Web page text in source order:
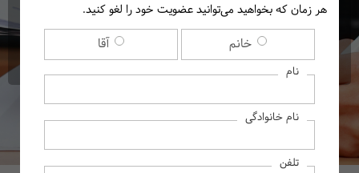
کارگاه حضوری مدیریت مالی
شخصی (مدیریت ثروت)
هر زمان که بخواهید می‌توانید عضویت خود را لغو کنید.
خانم آقا
نام
نام خانوادگی
تلفن